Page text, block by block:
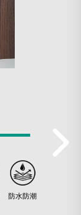
防水防潮